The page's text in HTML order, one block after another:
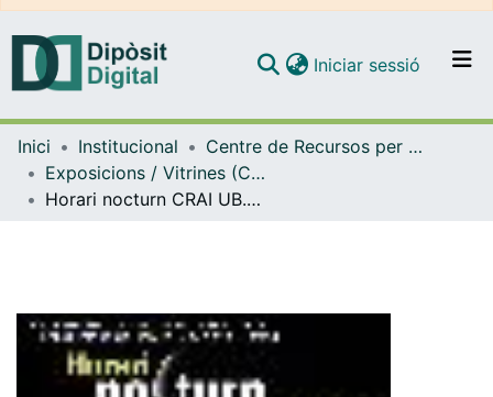
Navega per tot el DD
Com publicar
Iniciar sessió (current)
Inici Institucional
Centre de Recursos per a l'Aprenentatge i la Investigació (CRAI-UB) - Institucional
Exposicions / Vitrines (CRAI-UB)
Horari nocturn CRAI UB. Gener 2015